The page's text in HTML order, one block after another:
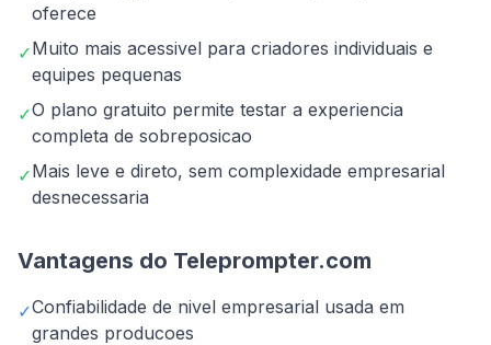
oferece
✓Muito mais acessivel para criadores individuais e
equipes pequenas
✓O plano gratuito permite testar a experiencia
completa de sobreposicao
✓Mais leve e direto, sem complexidade empresarial
desnecessaria
Vantagens do Teleprompter.com
✓Confiabilidade de nivel empresarial usada em
grandes producoes